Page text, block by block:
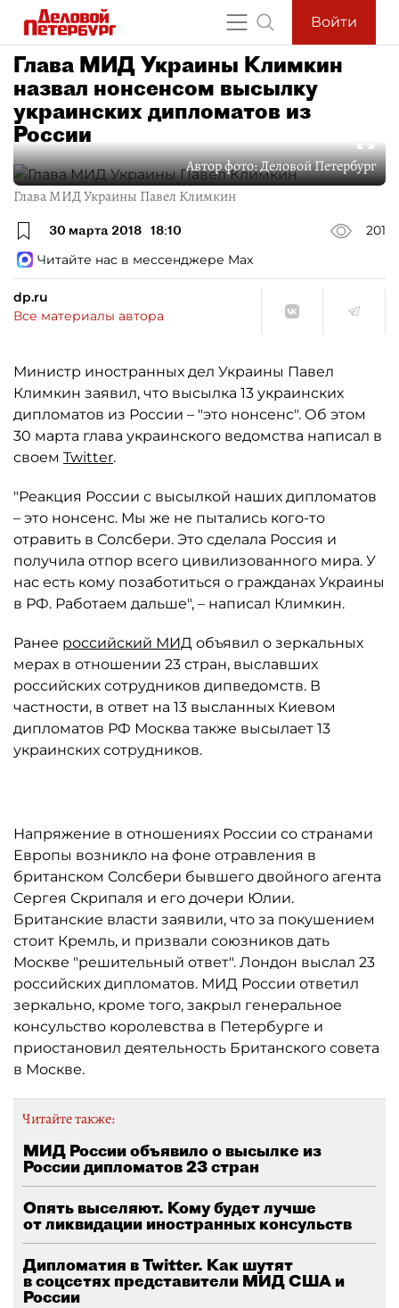
Войти
Глава МИД Украины Климкин
назвал нонсенсом высылку
украинских дипломатов из
России
Автор фото:Деловой Петербург
Глава МИД Украины Павел Климкин
30 марта 2018 18:10
201
Читайте нас в мессенджере Max
dp.ru
Все материалы автора
Министр иностранных дел Украины Павел
Климкин заявил, что высылка 13 украинских
дипломатов из России – "это нонсенс". Об этом
30 марта глава украинского ведомства написал в
своем Twitter.
"Реакция России с высылкой наших дипломатов
– это нонсенс. Мы же не пытались кого-то
отравить в Солсбери. Это сделала Россия и
получила отпор всего цивилизованного мира. У
нас есть кому позаботиться о гражданах Украины
в РФ. Работаем дальше", – написал Климкин.
Ранее российский МИД объявил о зеркальных
мерах в отношении 23 стран, выславших
российских сотрудников дипведомств. В
частности, в ответ на 13 высланных Киевом
дипломатов РФ Москва также высылает 13
украинских сотрудников.
Напряжение в отношениях России со странами
Европы возникло на фоне отравления в
британском Солсбери бывшего двойного агента
Сергея Скрипаля и его дочери Юлии.
Британские власти заявили, что за покушением
стоит Кремль, и призвали союзников дать
Москве "решительный ответ". Лондон выслал 23
российских дипломатов. МИД России ответил
зеркально, кроме того, закрыл генеральное
консульство королевства в Петербурге и
приостановил деятельность Британского совета
в Москве.
Читайте также:
МИД России объявило о высылке из
России дипломатов 23 стран
Опять выселяют. Кому будет лучше
от ликвидации иностранных консульств
Дипломатия в Twitter. Как шутят
в соцсетях представители МИД США и
России